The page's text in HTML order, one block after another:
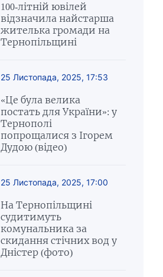
100-літній ювілей
відзначила найстарша
жителька громади на
Тернопільщині
25 Листопада, 2025, 17:53
«Це була велика
постать для України»: у
Тернополі
попрощалися з Ігорем
Дудою (відео)
25 Листопада, 2025, 17:00
На Тернопільщині
судитимуть
комунальника за
скидання стічних вод у
Дністер (фото)